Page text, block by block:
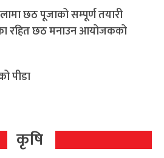
छठ पूजाको सम्पूर्ण तयारी
रहित छठ मनाउन आयोजकको
पीडा
कृषि